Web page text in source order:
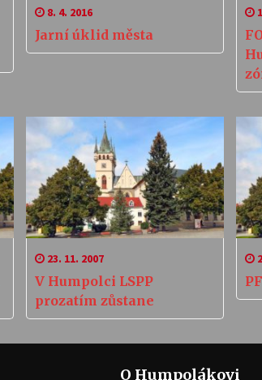
8. 4. 2016
Jarní úklid města
23. 11. 2007
V Humpolci LSPP
prozatím zůstane
O Humpolákovi